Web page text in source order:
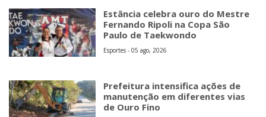
Estância celebra ouro do Mestre
Fernando Ripoli na Copa São
Paulo de Taekwondo
Esportes - 05 ago, 2026
Prefeitura intensifica ações de
manutenção em diferentes vias
de Ouro Fino